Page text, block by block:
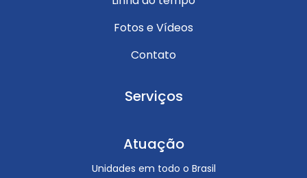
Fotos e Vídeos
Contato
Serviços
Atuação
Unidades em todo o Brasil